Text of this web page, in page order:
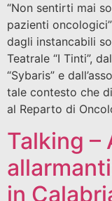
“Non sentirti mai
pazienti
dagli instancabili
Teatrale “I Tinti”,
“Sybaris” e
tale contesto che
al Reparto di
Talking –
in